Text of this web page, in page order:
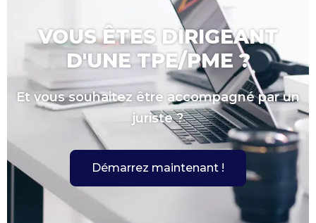
VOUS ÊTES DIRIGEANT
D'UNE TPE/PME ?
Et vous souhaitez être accompagné par un
juriste ?
Démarrez maintenant !